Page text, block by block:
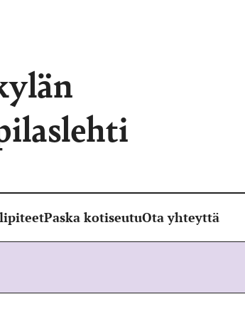
Paska kotiseutuOta yhteyttä